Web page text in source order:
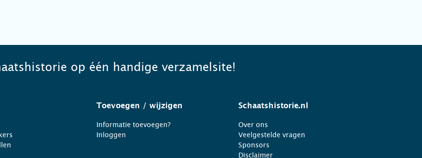
op één handige verzamelsite!
Toevoegen / wijzigen
Informatie toevoegen?
Inloggen
Schaatshistorie.nl
Over ons
Veelgestelde vragen
Sponsors
Disclaimer